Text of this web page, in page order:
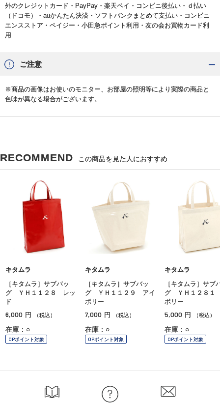
外のクレジットカード・PayPay・楽天ペイ・コンビニ後払い・ｄ払い
（ドコモ）・auかんたん決済・ソフトバンクまとめて支払い・コンビニ
エンスストア・ペイジー・小田急ポイント利用・友の会お買物カード利
用
ご注意
※商品の画像はお使いのモニター、お部屋の照明等により実際の商品と
色味が異なる場合がございます。
RECOMMEND この商品を見た人におすすめ
キタムラ
［キタムラ］サブバッ
グ ＹＨ１１２８ レッ
ド
6,000 円 （税込）
在庫：○
OPポイント対象
キタムラ
［キタムラ］サブバッ
グ ＹＨ１１２９ アイ
ボリー
7,000 円 （税込）
在庫：○
OPポイント対象
キタムラ
［キタムラ］サブ
グ ＹＨ１２８１
ボリー
5,000 円 （税込）
在庫：○
OPポイント対象